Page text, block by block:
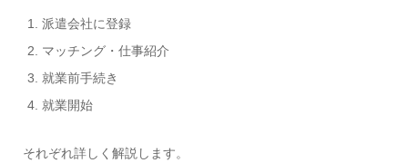
派遣会社に登録
マッチング・仕事紹介
就業前手続き
就業開始
それぞれ詳しく解説します。